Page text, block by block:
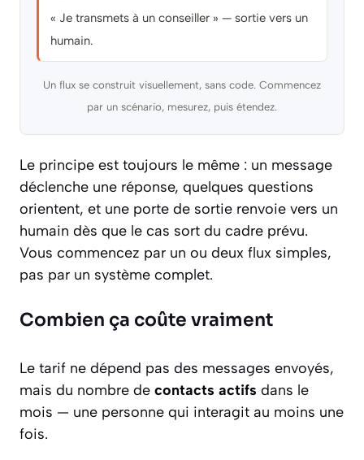
« Je transmets à un conseiller » — sortie vers un
humain.
Un flux se construit visuellement, sans code. Commencez
par un scénario, mesurez, puis étendez.
Le principe est toujours le même : un message
déclenche une réponse, quelques questions
orientent, et une porte de sortie renvoie vers un
humain dès que le cas sort du cadre prévu.
Vous commencez par un ou deux flux simples,
pas par un système complet.
Combien ça coûte vraiment
Le tarif ne dépend pas des messages envoyés,
mais du nombre de contacts actifs dans le
mois — une personne qui interagit au moins une
fois.